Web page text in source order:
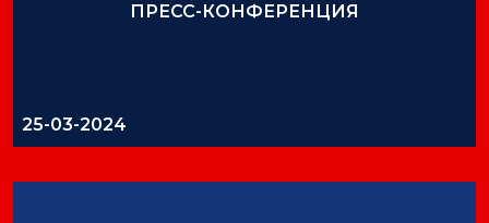
ПРЕСС-КОНФЕРЕНЦИЯ
25-03-2024